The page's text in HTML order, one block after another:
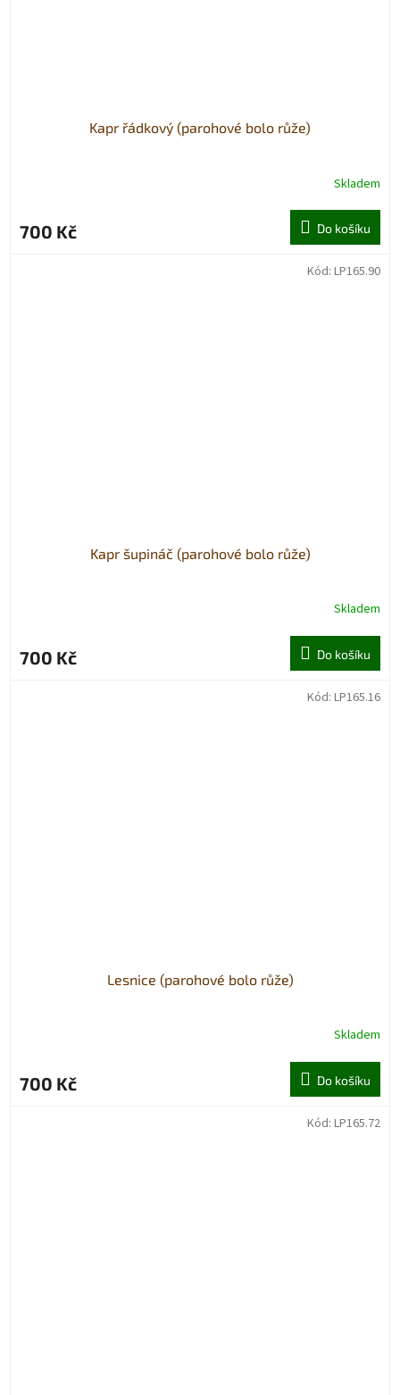
Kapr řádkový (parohové bolo růže)
Skladem
700 Kč Do košíku
Kapr šupináč (parohové bolo růže)
Skladem
700 Kč Do košíku
Kód: LP165.90
Lesnice (parohové bolo růže)
Skladem
700 Kč Do košíku
Kód: LP165.16
Kód: LP165.72